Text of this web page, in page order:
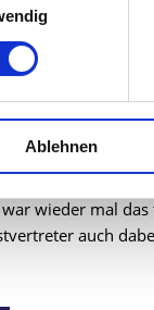
Ablehnen
am
wieder mal
auch